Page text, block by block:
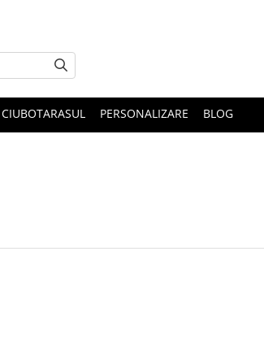
CIUBOTARASUL PERSONALIZARE BLOG